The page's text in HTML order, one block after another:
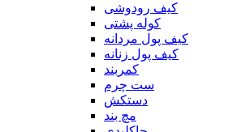
کیف رودوشی
کوله پشتی
کیف پول مردانه
کیف پول زنانه
کمربند
ست چرم
دستکش
مچ بند